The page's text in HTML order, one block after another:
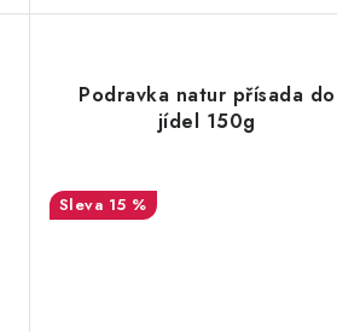
Podravka natur přísada do
jídel 150g
15 %